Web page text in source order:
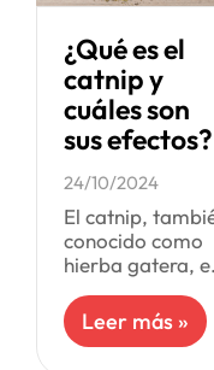
¿Qué es el
catnip y
cuáles son
sus efectos?
24/10/2024
El catnip,
conocido como
hierba gatera,
popular entre los
dueños de gatos,
Leer más »